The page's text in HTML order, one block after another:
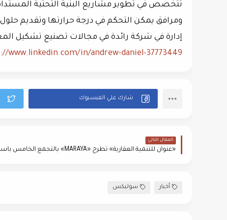
تتخصص في تطوير مشاريع البنية التحتية
ومرافق يمكن التحكم في درجة حرارتها وتقديم
إدارة في شركة رائدة في مجالات تصنيع تشكيل
www.linkedin.com/in/andrew-daniel-37773449/
المقال التالي
أخبار سوليكس